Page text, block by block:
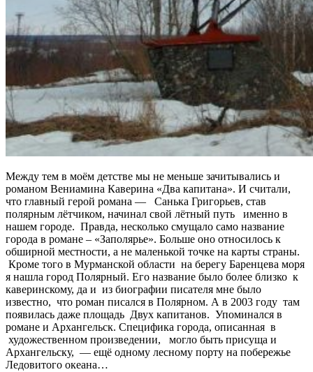
Между тем в моём детстве мы не меньше зачитывались и
романом Вениамина Каверина «Два капитана». И считали,
что главный герой романа — Санька Григорьев, став
полярным лётчиком, начинал свой лётный путь именно в
нашем городе. Правда, несколько смущало само название
города в романе – «Заполярье». Больше оно относилось к
обширной местности, а не маленькой точке на карты страны.
Кроме того в Мурманской области на берегу Баренцева моря
я нашла город Полярный. Его название было более близко к
каверинскому, да и из биографии писателя мне было
известно, что роман писался в Полярном. А в 2003 году там
появилась даже площадь Двух капитанов. Упоминался в
романе и Архангельск. Специфика города, описанная в
художественном произведении, могло быть присуща и
Архангельску, — ещё одному лесному порту на побережье
Ледовитого океана…